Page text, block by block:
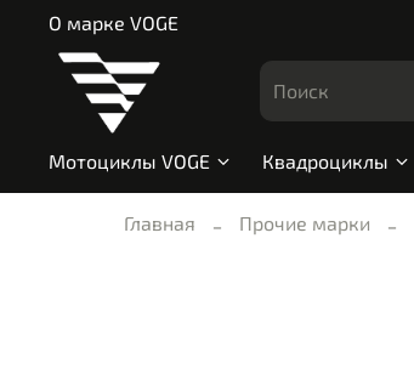
О марке VOGE
Мотоциклы VOGE Квадроциклы
Главная Прочие марки